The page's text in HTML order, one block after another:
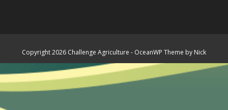
Copyright 2026 Challenge Agriculture - OceanWP Theme by Nick